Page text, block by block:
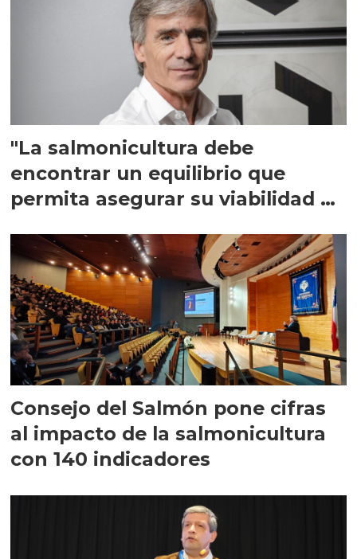
"La salmonicultura debe
encontrar un equilibrio que
permita asegurar su viabilidad de
Consejo del Salmón pone cifras
al impacto de la salmonicultura
con 140 indicadores